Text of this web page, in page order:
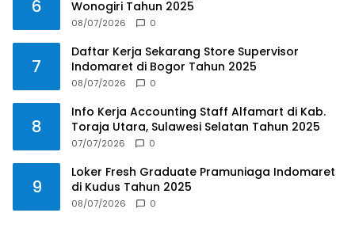
6
Wonogiri Tahun 2025
08/07/2026 0
7
Daftar Kerja Sekarang Store Supervisor
Indomaret di Bogor Tahun 2025
08/07/2026 0
8
Info Kerja Accounting Staff Alfamart di Kab.
Toraja Utara, Sulawesi Selatan Tahun 2025
07/07/2026 0
9
Loker Fresh Graduate Pramuniaga Indomaret
di Kudus Tahun 2025
08/07/2026 0